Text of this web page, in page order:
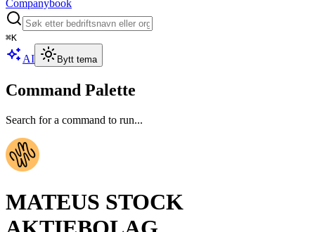
Companybook
⌘K
AI Bytt tema
Command Palette
Search for a command to run...
MATEUS STOCK